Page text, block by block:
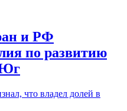
и РФ
по развитию
Юг